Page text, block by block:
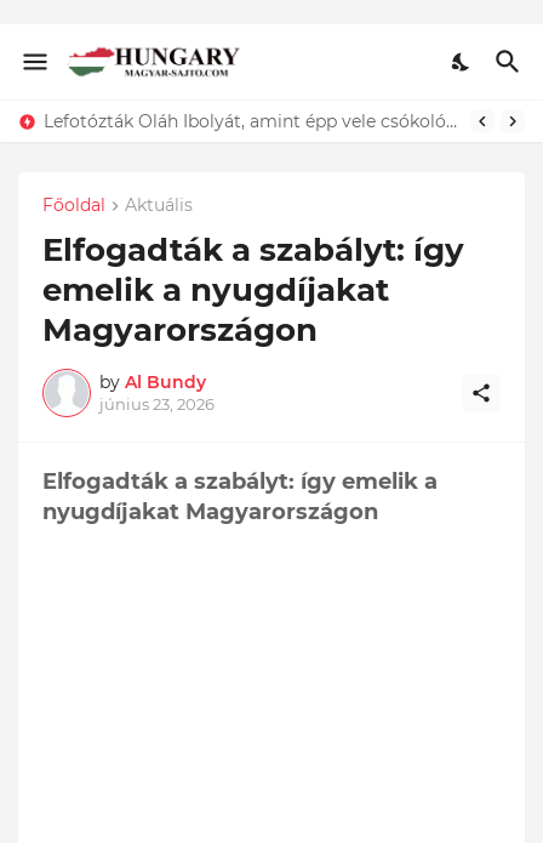
Lefotózták Oláh Ibolyát, amint épp vele csókolózik - EZT nem hiszed el, kinek a karjában kötött ki...ÍME
ÍGY búcsúzik szerelmétől! Hadas Kriszta férje EZT tette közzé
Főoldal Aktuális
Elfogadták a szabályt: így
emelik a nyugdíjakat
Magyarországon
by Al Bundy
június 23, 2026
Elfogadták a szabályt: így emelik a
nyugdíjakat Magyarországon